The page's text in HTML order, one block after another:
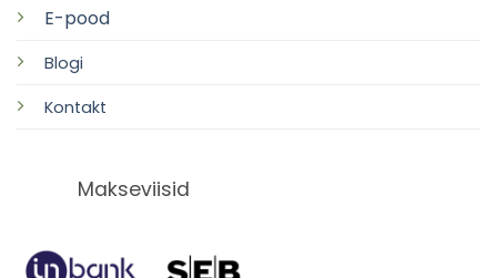
E-pood
Blogi
Kontakt
Makseviisid